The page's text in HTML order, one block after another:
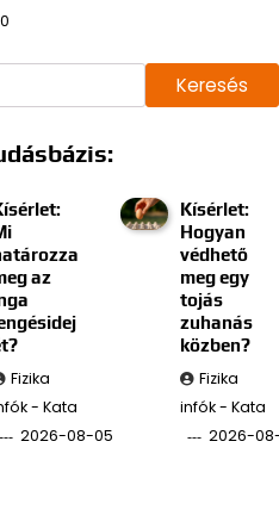
Keresés
az
Fizika
- Kata
2026-08-05
Kísérlet:
Hogyan
védhető
meg egy
tojás
zuhanás
közben?
Fizika
infók - Kata
2026-